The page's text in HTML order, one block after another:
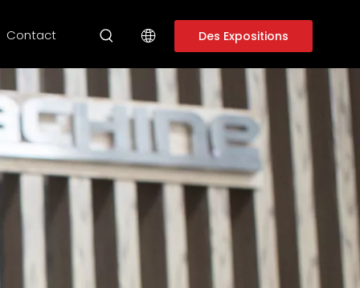
Contact Des Expositions